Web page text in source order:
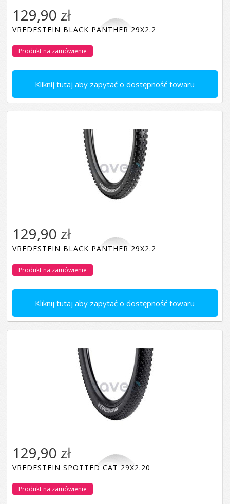
Kliknij tutaj aby zapytać o dostępność towaru
129,90 zł
VREDESTEIN BLACK PANTHER 29X2.2
Produkt na zamówienie
Kliknij tutaj aby zapytać o dostępność towaru
129,90 zł
VREDESTEIN BLACK PANTHER 29X2.2
Produkt na zamówienie
129,90 zł
VREDESTEIN SPOTTED CAT 29X2.20
Produkt na zamówienie